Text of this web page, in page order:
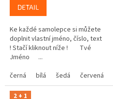
DETAIL
Ke každé samolepce si můžete
doplnit vlastní jméno, číslo, text
! Stačí kliknout níže ! Tvé
Jméno ...
černá
bílá šedá červená
2 + 1